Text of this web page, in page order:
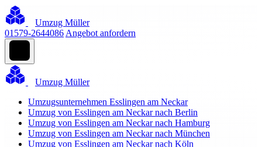
Umzug Müller
01579-2644086 Angebot anfordern
Umzug Müller
Umzugsunternehmen Esslingen am Neckar
Umzug von Esslingen am Neckar nach Berlin
Umzug von Esslingen am Neckar nach Hamburg
Umzug von Esslingen am Neckar nach München
Umzug von Esslingen am Neckar nach Köln